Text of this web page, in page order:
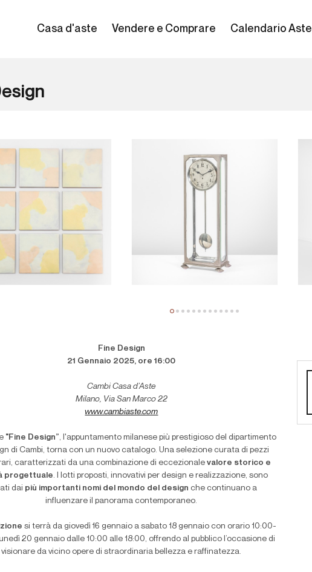
Casa d'aste Vendere e Comprare Calendario Aste
Fine Design
21 Gennaio 2025, ore 16:00
Cambi Casa d’Aste
Milano, Via San Marco 22
www.cambiaste.com
"Fine Design”, l'appuntamento milanese più prestigioso del dipartimento
di Cambi, torna con un nuovo catalogo. Una selezione curata di pezzi
caratterizzati da una combinazione di eccezionale valore storico e
progettuale. I lotti proposti, innovativi per design e realizzazione, sono
dai più importanti nomi del mondo del design che continuano a
influenzare il panorama contemporaneo.
si terrà da giovedì 16 gennaio a sabato 18 gennaio con orario 10:00-
20 gennaio dalle 10:00 alle 18:00, offrendo al pubblico l’occasione di
visionare da vicino opere di straordinaria bellezza e raffinatezza.